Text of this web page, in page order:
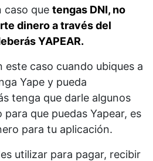
caso que tengas DNI, no
dinero a través del
YAPEAR.
este caso cuando ubiques a
Yape y pueda
tenga que darle algunos
que puedas Yapear, es
para tu aplicación.
utilizar para pagar, recibir